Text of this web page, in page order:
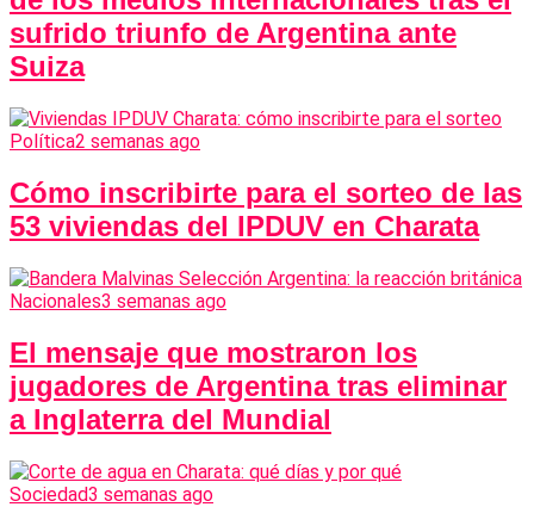
sufrido triunfo de Argentina ante
Suiza
Política2 semanas ago
Cómo inscribirte para el sorteo de las
53 viviendas del IPDUV en Charata
Nacionales3 semanas ago
El mensaje que mostraron los
jugadores de Argentina tras eliminar
a Inglaterra del Mundial
Sociedad3 semanas ago